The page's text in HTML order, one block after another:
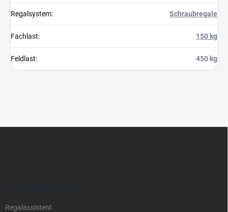
Regalsystem: Schraubregale
Fachlast: 150 kg
Feldlast: 450 kg
ALLES ÜBER REGALE
Regalassistent